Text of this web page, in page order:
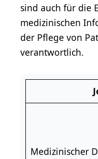
sind auch für die
medizinischen
der Pflege von
verantwortlich.
Medizinischer